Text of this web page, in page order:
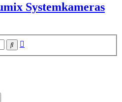
Systemkameras
Suche